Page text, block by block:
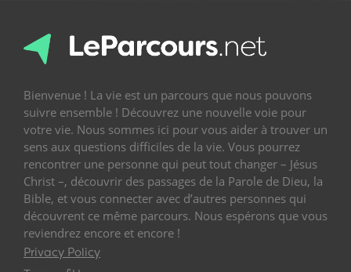
Bienvenue ! La vie est un parcours que nous pouvons
suivre ensemble ! Découvrez une nouvelle voie pour
votre vie. Nous sommes ici pour vous aider à trouver un
sens aux questions difficiles de la vie. Vous pourrez
rencontrer une personne qui peut tout changer – Jésus
Christ –, découvrir des passages de la Parole de Dieu, la
Bible, et vous connecter avec d’autres personnes qui
découvrent ce même parcours. Nous espérons que vous
reviendrez encore et encore !
Privacy Policy